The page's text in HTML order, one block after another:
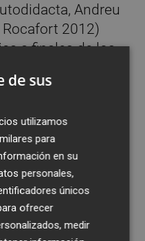
Andreu
2012)
a finales de los
primeras
en 1957 y 1958.
en varias
y sus obras
ferias de
París o Madrid.
las importantes
de sus
utilizamos
para
en su
personales,
únicos
ofrecer
medir